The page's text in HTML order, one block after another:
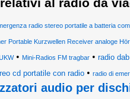
al radio da
radio stereo portatile a batteria
Portable Kurzwellen Receiver analoge
• Mini-Radios FM tragbar • radio
cd portatile con radio• radio di
audio per